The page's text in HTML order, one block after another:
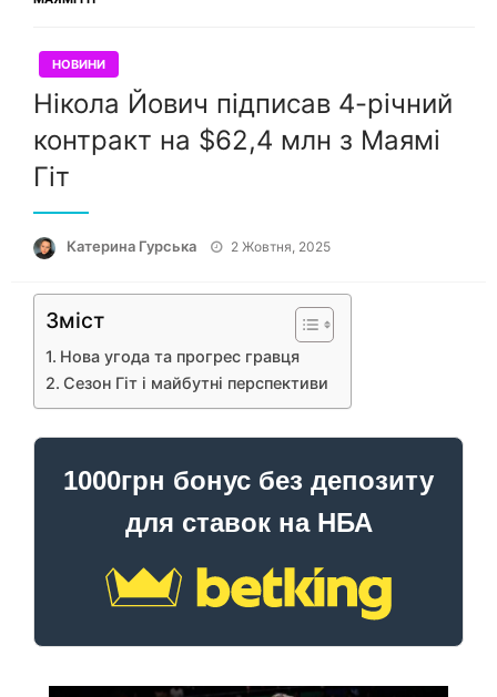
НОВИНИ
Нікола Йович підписав 4-річний
контракт на $62,4 млн з Маямі
Гіт
Катерина Гурська Опубліковано
2 Жовтня, 2025
Зміст
Нова угода та прогрес гравця
Сезон Гіт і майбутні перспективи
1000грн бонус без депозиту
для ставок на НБА